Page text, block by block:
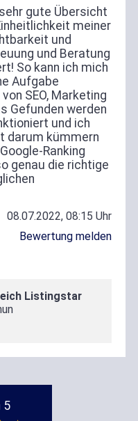
08.07.2022, 08:15 Uhr
Bewertung melden
gute Übersicht
meiner
und
und Beratung
So kann ich mich
Aufgabe
SEO, Marketing
Gefunden werden
und ich
darum kümmern
Ranking
genau die richtige
Listingstar
5